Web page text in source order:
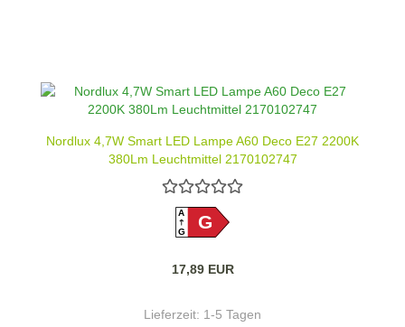
Nordlux 4,7W Smart LED Lampe A60 Deco E27 2200K
380Lm Leuchtmittel 2170102747
A
GG
17,89 EUR
Lieferzeit: 1-5 Tagen